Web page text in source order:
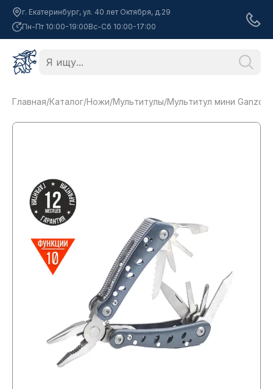
г. Екатеринбург, ул. 40 лет Октября, д.29
Пн-Пт 10:00-19:00Вс-Сб 10:00-17:00
Главная/Каталог/Ножи/Мультитулы/Мультитул мини Ganzo